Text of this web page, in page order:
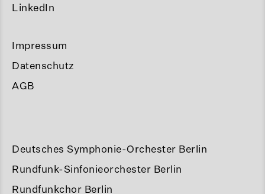
LinkedIn
Impressum
Datenschutz
AGB
Deutsches Symphonie-Orchester Berlin
Rundfunk-Sinfonieorchester Berlin
Rundfunkchor Berlin